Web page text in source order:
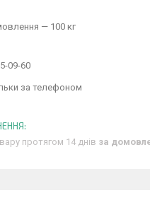
— 100 кг
09-60
за телефоном
протягом 14 днів за